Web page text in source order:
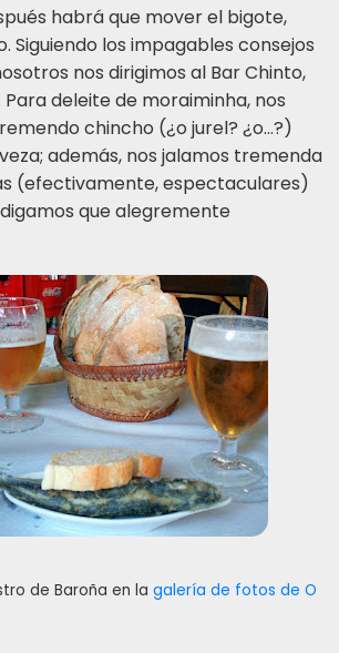
habrá que mover el bigote,
Siguiendo los impagables consejos
nos dirigimos al Bar Chinto,
Para deleite de moraiminha, nos
chincho (¿o jurel? ¿o...?)
además, nos jalamos tremenda
(efectivamente, espectaculares)
que alegremente
de Baroña en la galería de fotos de O